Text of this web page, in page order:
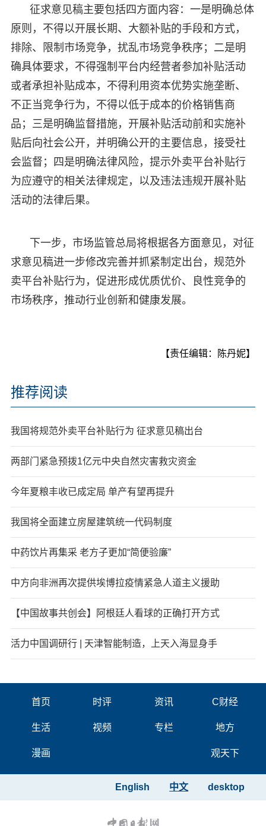
征求意见稿主要包括四方面内容：一是明确总体
原则，不得以开展长期、大额补贴的手段和方式，
排除、限制市场竞争，扰乱市场竞争秩序；二是明
确具体要求，不得强制平台内经营者参加补贴活动
或者承担补贴成本，不得利用资本优势实施垄断、
不正当竞争行为，不得以低于成本的价格销售商
品；三是明确监督措施，开展补贴活动前和实施补
贴后向社会公开，并明确公开的主要信息，接受社
会监督；四是明确法律风险，提示外卖平台补贴行
为应遵守的相关法律规定，以及违法违规开展补贴
活动的法律后果。
下一步，市场监管总局将根据各方面意见，对征
求意见稿进一步修改完善并抓紧制定出台，规范外
卖平台补贴行为，促进形成优质优价、良性竞争的
市场秩序，推动行业创新和健康发展。
【责任编辑：陈丹妮】
推荐阅读
我国将规范外卖平台补贴行为 征求意见稿出台
两部门紧急预拨1亿元中央自然灾害救灾资金
今年夏粮丰收已成定局 单产有望再提升
我国将全面建立房屋建筑统一代码制度
中药饮片再集采 老方子更加“简便验廉”
中方向非洲再次提供埃博拉疫情紧急人道主义援助
【中国故事共创会】阿根廷人看球的正确打开方式
活力中国调研行 | 天津智能制造，上天入海显身手
首页 时评 资讯 C财经
生活 视频 专栏 地方
漫画 观天下
desktop
中文
English